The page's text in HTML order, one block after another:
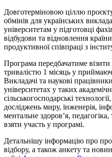
Довготерміновою ціллю
обмінів для українських
університетам у підготовці
відбудови та відновлення
продуктивної співпраці з
Програма передбачатиме візити
тривалістю 1 місяць у
Викладачі та наукові
університетах у таких
сільськогосподарські
досліджень миру, інженерія,
ментальне здоров’я,
взяти участь у програмі.
Детальнішу інформацію про
відбору, а також анкету та